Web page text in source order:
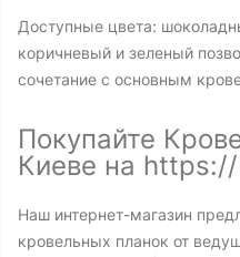
Доступные цвета:
коричневый и зеленый
сочетание с основным
Покупайте
Киеве на
Наш интернет-магазин
кровельных планок от